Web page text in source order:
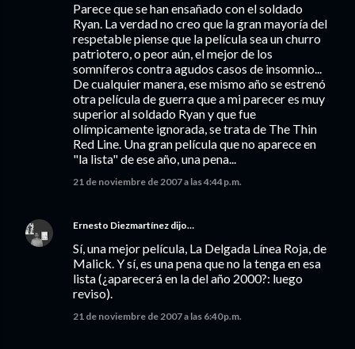
Parece que se han ensañado con el soldado
Ryan. La verdad no creo que la gran mayoría del
respetable piense que la película sea un churro
patriotero, o peor aún, el mejor de los
somníferos contra agudos casos de insomnio...
De cualquier manera, ese mismo año se estrenó
otra película de guerra que a mi parecer es muy
superior al soldado Ryan y que fue
olímpicamente ignorada, se trata de The Thin
Red Line. Una gran película que no aparece en
"la lista" de ese año, una pena...
21 de noviembre de 2007 a las 4:44 p.m.
Ernesto Diezmartínez dijo…
Sí, una mejor película, La Delgada Línea Roja, de
Malick. Y sí, es una pena que no la tenga en esa
lista (¿aparecerá en la del año 2000?: luego
reviso).
21 de noviembre de 2007 a las 6:40 p.m.